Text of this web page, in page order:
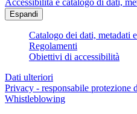
Accessibilità e catalogo di dati,
Espandi
Catalogo dei dati, metadati
Regolamenti
Obiettivi di accessibilità
Dati ulteriori
Privacy - responsabile protezione
Whistleblowing